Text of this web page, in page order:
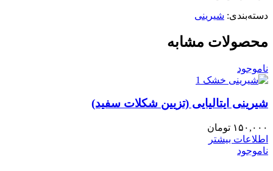
دسته‌بندی: شیرینی
محصولات مشابه
ناموجود
شیرینی ایتالیایی (تزیین شکلات سفید)
۱۵۰,۰۰۰ تومان
اطلاعات بیشتر
ناموجود